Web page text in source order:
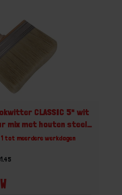
CLASSIC 5* wit
mix met houten steel
tot meerdere werkdagen